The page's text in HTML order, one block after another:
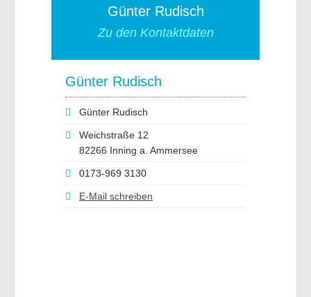
Günter Rudisch
Zu den Kontaktdaten
Günter Rudisch
Günter Rudisch
Weichstraße 12
82266 Inning a. Ammersee
0173-969 3130
E-Mail schreiben